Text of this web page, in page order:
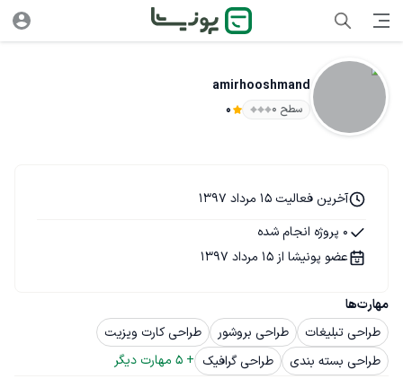
amirhooshmand
سطح ۰ 0
مهارت‌ها
طراحی تبلیغات
طراحی بروشور
طراحی کارت ویزیت
طراحی بسته بندی
طراحی گرافیک +
5 مهارت دیگر
آخرین فعالیت 15 مرداد 1397
0 پروژه انجام شده
عضو پونیشا از 15 مرداد 1397